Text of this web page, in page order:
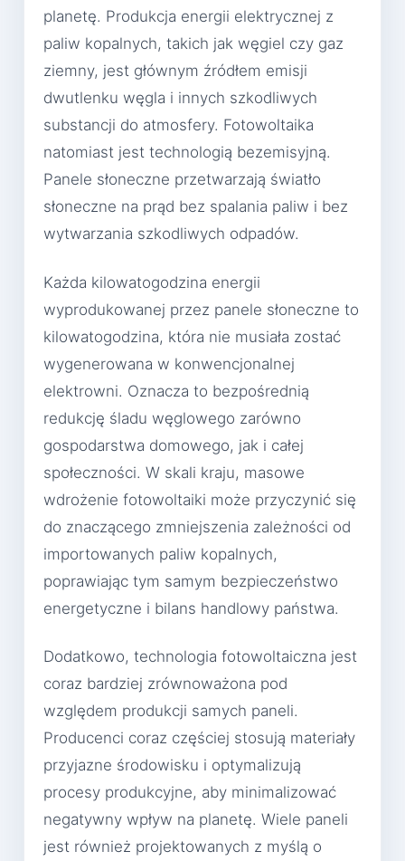
planetę. Produkcja energii elektrycznej z
paliw kopalnych, takich jak węgiel czy gaz
ziemny, jest głównym źródłem emisji
dwutlenku węgla i innych szkodliwych
substancji do atmosfery. Fotowoltaika
natomiast jest technologią bezemisyjną.
Panele słoneczne przetwarzają światło
słoneczne na prąd bez spalania paliw i bez
wytwarzania szkodliwych odpadów.
Każda kilowatogodzina energii
wyprodukowanej przez panele słoneczne to
kilowatogodzina, która nie musiała zostać
wygenerowana w konwencjonalnej
elektrowni. Oznacza to bezpośrednią
redukcję śladu węglowego zarówno
gospodarstwa domowego, jak i całej
społeczności. W skali kraju, masowe
wdrożenie fotowoltaiki może przyczynić się
do znaczącego zmniejszenia zależności od
importowanych paliw kopalnych,
poprawiając tym samym bezpieczeństwo
energetyczne i bilans handlowy państwa.
Dodatkowo, technologia fotowoltaiczna jest
coraz bardziej zrównoważona pod
względem produkcji samych paneli.
Producenci coraz częściej stosują materiały
przyjazne środowisku i optymalizują
procesy produkcyjne, aby minimalizować
negatywny wpływ na planetę. Wiele paneli
jest również projektowanych z myślą o